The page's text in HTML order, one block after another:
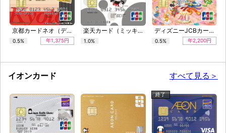
京都カードネオ（ディズニー・デザイン）
0.5% 年1,375円
楽天カード（ミッキーマウスデザイン）
1.0%
ディズニーJCBカード「東京ディズニーリゾート（R）40周年記念カード」
0.5% 年2,200円
イオンカード すべて見る＞
終了